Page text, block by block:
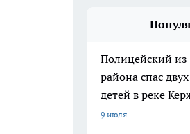
Полицейский из
района спас
детей в реке
9 июля